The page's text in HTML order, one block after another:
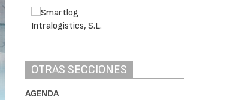
OTRAS SECCIONES
AGENDA